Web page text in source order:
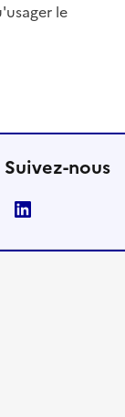
le
Suivez-nous